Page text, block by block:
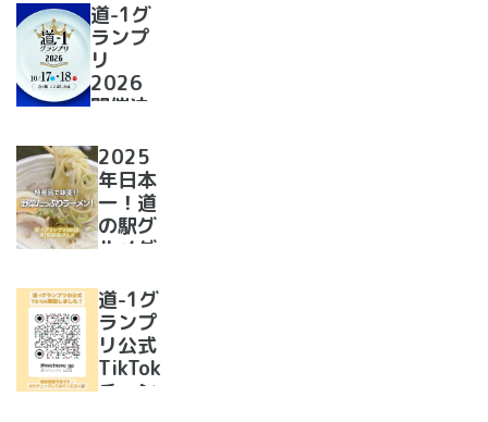
道-1グ
ランプ
リ
2026
開催決
2025
年日本
一！道
の駅グ
ルメグ
リ優勝
のラー
メンが
美味し
すぎた
道-1グ
ランプ
リ公式
TikTok
チャン